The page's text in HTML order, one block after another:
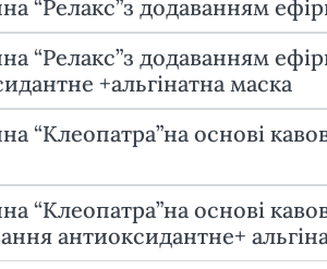
“Релакс”з додаванням
“Релакс”з додаванням
+альгінатна маска
“Клеопатра”на основі
“Клеопатра”на основі
антиоксидантне+